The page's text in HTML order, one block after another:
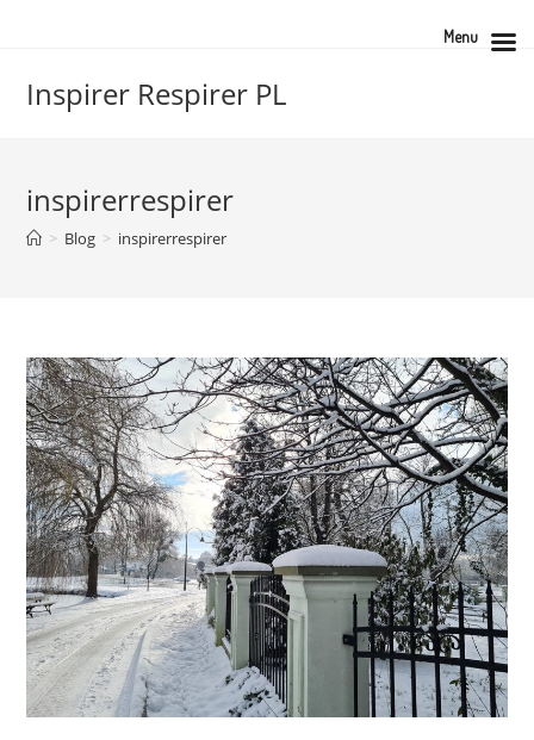
Inspirer Respirer PL
inspirerrespirer
> Blog > inspirerrespirer
Menu